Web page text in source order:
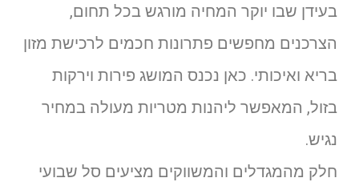
בעידן שבו יוקר המחיה מורגש בכל תחום,
הצרכנים מחפשים פתרונות חכמים לרכישת מזון
בריא ואיכותי. כאן נכנס המושג פירות וירקות
בזול, המאפשר ליהנות מטריות מעולה במחיר
נגיש.
חלק מהמגדלים והמשווקים מציעים סל שבועי